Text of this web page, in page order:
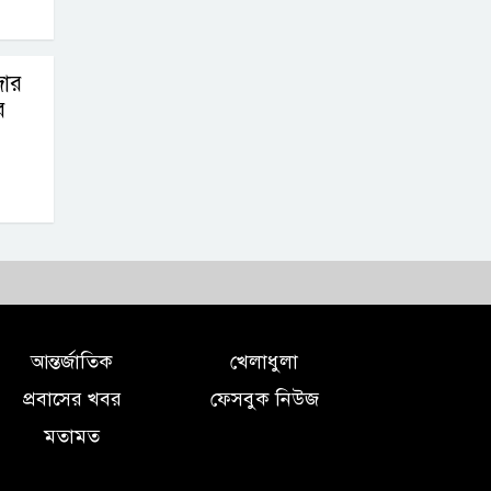
আন্তর্জাতিক
খেলাধুলা
প্রবাসের খবর
ফেসবুক নিউজ
মতামত